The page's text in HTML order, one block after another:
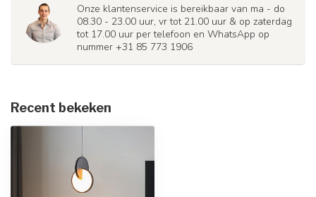
Onze klantenservice is bereikbaar van ma - do
08.30 - 23.00 uur, vr tot 21.00 uur & op zaterdag
tot 17.00 uur per telefoon en WhatsApp op
nummer +31 85 773 1906
Recent bekeken